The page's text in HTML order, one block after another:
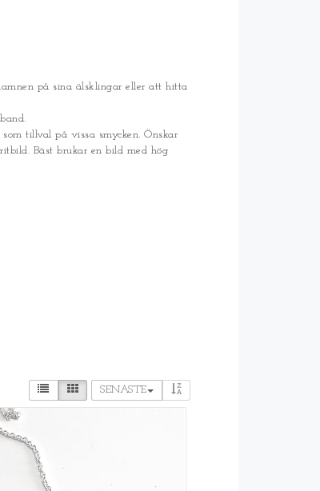
på sina älsklingar eller att hitta
tillval på vissa smycken. Önskar
Bäst brukar en bild med hög
SENASTE